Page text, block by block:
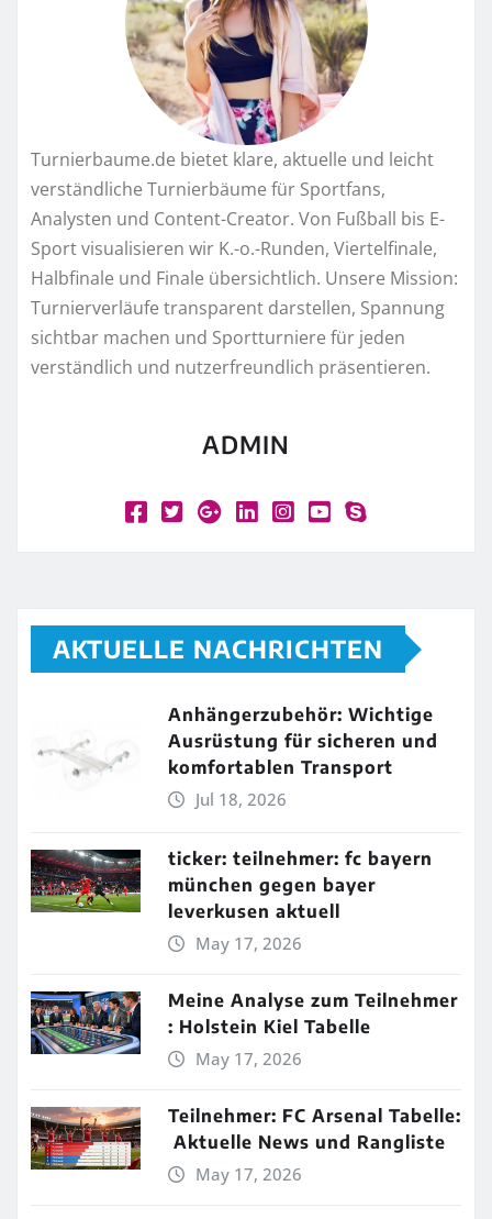
Turnierbaume.de bietet klare, aktuelle und leicht
verständliche Turnierbäume für Sportfans,
Analysten und Content-Creator. Von Fußball bis E-
Sport visualisieren wir K.-o.-Runden, Viertelfinale,
Halbfinale und Finale übersichtlich. Unsere Mission:
Turnierverläufe transparent darstellen, Spannung
sichtbar machen und Sportturniere für jeden
verständlich und nutzerfreundlich präsentieren.
ADMIN
AKTUELLE NACHRICHTEN
Anhängerzubehör: Wichtige
Ausrüstung für sicheren und
komfortablen Transport
Jul 18, 2026
ticker: teilnehmer: fc bayern
münchen gegen bayer
leverkusen aktuell
May 17, 2026
Meine Analyse zum Teilnehmer
: Holstein Kiel Tabelle
May 17, 2026
Teilnehmer: FC Arsenal Tabelle:
Aktuelle News und Rangliste
May 17, 2026